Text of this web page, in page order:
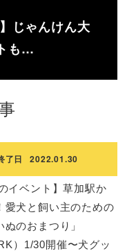
じゃんけん大
も…
了日 2022.01.30
イベント】草加駅か
愛犬と飼い主のための
のおまつり」
）1/30開催〜犬グッ